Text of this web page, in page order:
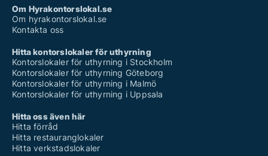
Om Hyrakontorslokal.se
Om hyrakontorslokal.se
Kontakta oss
Hitta kontorslokaler för uthyrning
Kontorslokaler för uthyrning i Stockholm
Kontorslokaler för uthyrning Göteborg
Kontorslokaler för uthyrning i Malmö
Kontorslokaler för uthyrning i Uppsala
Hitta oss även här
Hitta förråd
Hitta restauranglokaler
Hitta verkstadslokaler